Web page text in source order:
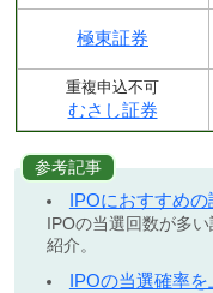
極東証券
重複申込不可
むさし証券
参考記事
IPOにおすすめの
IPOの当選回数が多
紹介。
IPOの当選確率